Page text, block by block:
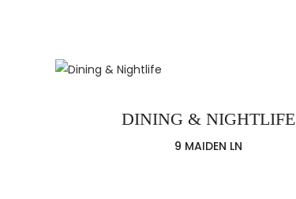
DINING & NIGHTLIFE
9 MAIDEN LN